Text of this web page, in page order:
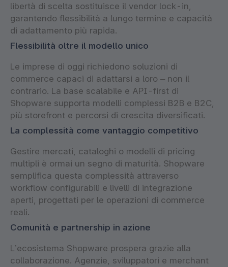
libertà di scelta sostituisce il vendor lock-in,
garantendo flessibilità a lungo termine e capacità
di adattamento più rapida.
Flessibilità oltre il modello unico
Le imprese di oggi richiedono soluzioni di
commerce capaci di adattarsi a loro – non il
contrario. La base scalabile e API-first di
Shopware supporta modelli complessi B2B e B2C,
più storefront e percorsi di crescita diversificati.
La complessità come vantaggio competitivo
Gestire mercati, cataloghi o modelli di pricing
multipli è ormai un segno di maturità. Shopware
semplifica questa complessità attraverso
workflow configurabili e livelli di integrazione
aperti, progettati per le operazioni di commerce
reali.
Comunità e partnership in azione
L’ecosistema Shopware prospera grazie alla
collaborazione. Agenzie, sviluppatori e merchant